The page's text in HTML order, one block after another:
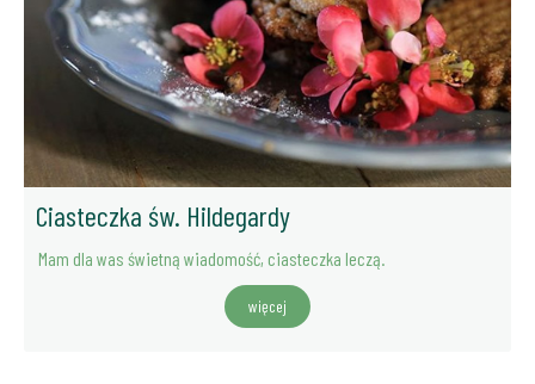
Ciasteczka św. Hildegardy
Mam dla was świetną wiadomość, ciasteczka leczą.
więcej